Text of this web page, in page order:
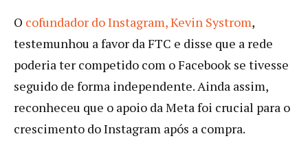
O cofundador do Instagram, Kevin Systrom,
testemunhou a favor da FTC e disse que a rede
poderia ter competido com o Facebook se tivesse
seguido de forma independente. Ainda assim,
reconheceu que o apoio da Meta foi crucial para o
crescimento do Instagram após a compra.